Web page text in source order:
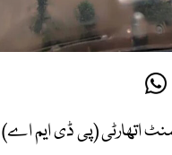
اتھارٹی (پی ڈی ایم اے)